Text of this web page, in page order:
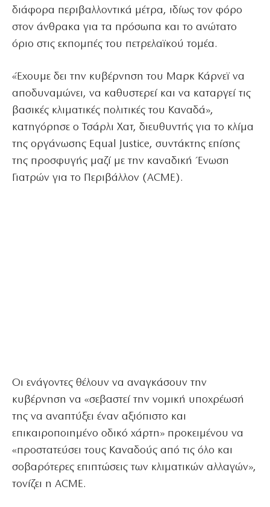
διάφορα περιβαλλοντικά μέτρα, ιδίως τον φόρο
στον άνθρακα για τα πρόσωπα και το ανώτατο
όριο στις εκπομπές του πετρελαϊκού τομέα.
«Έχουμε δει την κυβέρνηση του Μαρκ Κάρνεϊ να
αποδυναμώνει, να καθυστερεί και να καταργεί τις
βασικές κλιματικές πολιτικές του Καναδά»,
κατηγόρησε ο Τσάρλι Χατ, διευθυντής για το κλίμα
της οργάνωσης Equal Justice, συντάκτης επίσης
της προσφυγής μαζί με την καναδική Ένωση
Γιατρών για το Περιβάλλον (ACME).
Οι ενάγοντες θέλουν να αναγκάσουν την
κυβέρνηση να «σεβαστεί την νομική υποχρέωσή
της να αναπτύξει έναν αξιόπιστο και
επικαιροποιημένο οδικό χάρτη» προκειμένου να
«προστατεύσει τους Καναδούς από τις όλο και
σοβαρότερες επιπτώσεις των κλιματικών αλλαγών»,
τονίζει η ACME.